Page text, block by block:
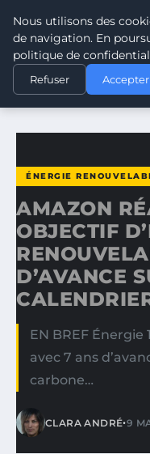
CLIMATE
ACCUEIL
ÉNERGIE
AMAZON RÉALISE SON
ÉNERGIE
AMAZON
OBJECTIF
D’AVANCE
EN BREF
avec 7 ans
carbone…
CLARA ANDRÉ•9
Nous utilisons des
de navigation. En
politique de
Refuser Accepter